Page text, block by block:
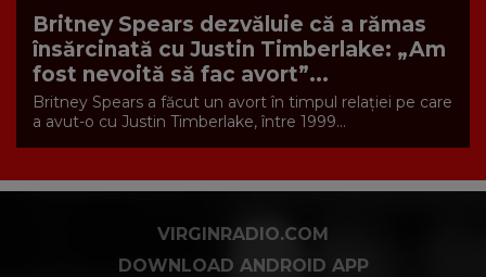
Britney Spears dezvăluie că a rămas
însărcinată cu Justin Timberlake: „Am
fost nevoită să fac avort”...
Britney Spears a făcut un avort în timpul relației pe care
a avut-o cu Justin Timberlake, între 1999...
VIRGINRADIO.COM
DOWNLOAD ANDROID APP